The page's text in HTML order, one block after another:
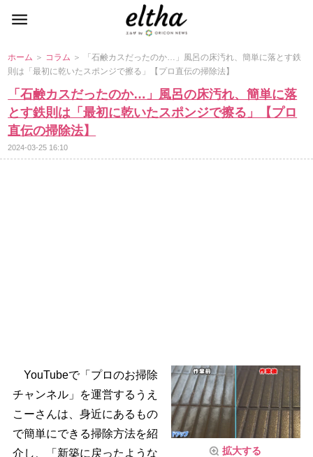
ホーム ＞ コラム ＞ 「石鹸カスだったのか…」風呂の床汚れ、簡単に落とす鉄
則は「最初に乾いたスポンジで擦る」【プロ直伝の掃除法】
「石鹸カスだったのか…」風呂の床汚れ、簡単に落
とす鉄則は「最初に乾いたスポンジで擦る」【プロ
直伝の掃除法】
2024-03-25 16:10
拡大する
YouTubeで「プロのお掃除
チャンネル」を運営するうえ
こーさんは、身近にあるもの
で簡単にできる掃除方法を紹
介し、「新築に戻ったような